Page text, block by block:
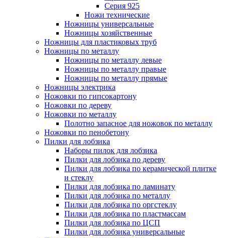
Серия 925
Ножи технические
Ножницы универсальные
Ножницы хозяйственные
Ножницы для пластиковых труб
Ножницы по металлу
Ножницы по металлу левые
Ножницы по металлу правые
Ножницы по металлу прямые
Ножницы электрика
Ножовки по гипсокартону
Ножовки по дереву
Ножовки по металлу
Полотно запасное для ножовок по металлу
Ножовки по пенобетону
Пилки для лобзика
Наборы пилок для лобзика
Пилки для лобзика по дереву
Пилки для лобзика по керамической плитке
и стеклу
Пилки для лобзика по ламинату
Пилки для лобзика по металлу
Пилки для лобзика по оргстеклу
Пилки для лобзика по пластмассам
Пилки для лобзика по ЦСП
Пилки для лобзика универсальные